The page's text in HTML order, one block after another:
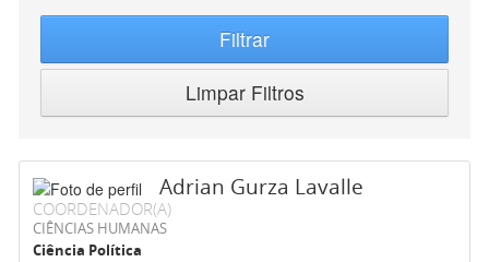
Filtrar
Limpar Filtros
Adrian Gurza Lavalle
COORDENADOR(A)
CIÊNCIAS HUMANAS
Ciência Política